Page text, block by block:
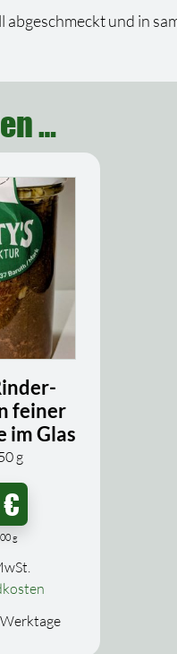
und in
…
feiner
im Glas
g
€
g